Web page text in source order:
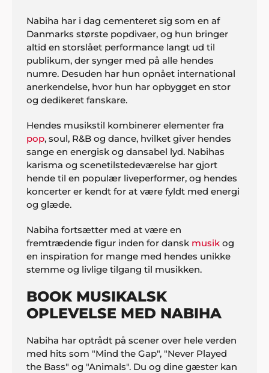
Nabiha har i dag cementeret sig som en af
Danmarks største popdivaer, og hun bringer
altid en storslået performance langt ud til
publikum, der synger med på alle hendes
numre. Desuden har hun opnået international
anerkendelse, hvor hun har opbygget en stor
og dedikeret fanskare.
Hendes musikstil kombinerer elementer fra
pop, soul, R&B og dance, hvilket giver hendes
sange en energisk og dansabel lyd. Nabihas
karisma og scenetilstedeværelse har gjort
hende til en populær liveperformer, og hendes
koncerter er kendt for at være fyldt med energi
og glæde.
Nabiha fortsætter med at være en
fremtrædende figur inden for dansk musik og
en inspiration for mange med hendes unikke
stemme og livlige tilgang til musikken.
BOOK MUSIKALSK
OPLEVELSE MED NABIHA
Nabiha har optrådt på scener over hele verden
med hits som "Mind the Gap", "Never Played
the Bass" og "Animals". Du og dine gæster kan